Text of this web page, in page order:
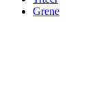
Grene